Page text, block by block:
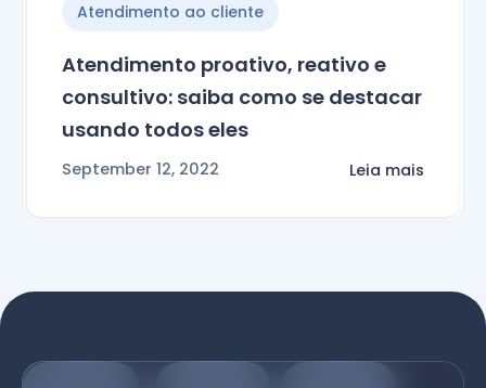
Atendimento ao cliente
Atendimento proativo, reativo e
consultivo: saiba como se destacar
usando todos eles
September 12, 2022 Leia mais